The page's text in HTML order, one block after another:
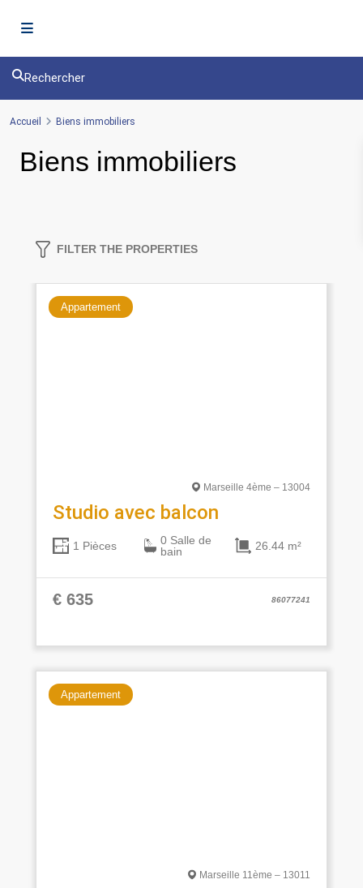
Rechercher
Accueil Biens immobiliers
Biens immobiliers
FILTER THE PROPERTIES
Appartement
Marseille 4ème – 13004
Studio avec balcon
1 Pièces
0 Salle de
bain
26.44 m²
€ 635 86077241
Appartement
Marseille 11ème – 13011